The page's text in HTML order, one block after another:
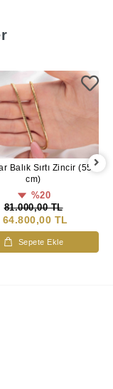
Balık Sırtı Zincir (55
cm)
%20
81.000,00 TL
64.800,00 TL
Sepete Ekle